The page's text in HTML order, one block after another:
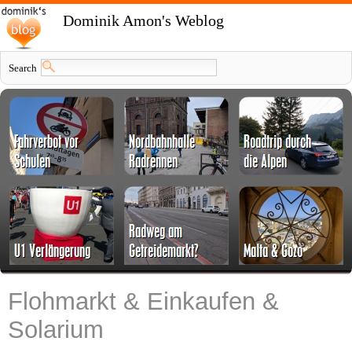
Dominik Amon's Weblog
Search
Flohmarkt & Einkaufen &
Solarium